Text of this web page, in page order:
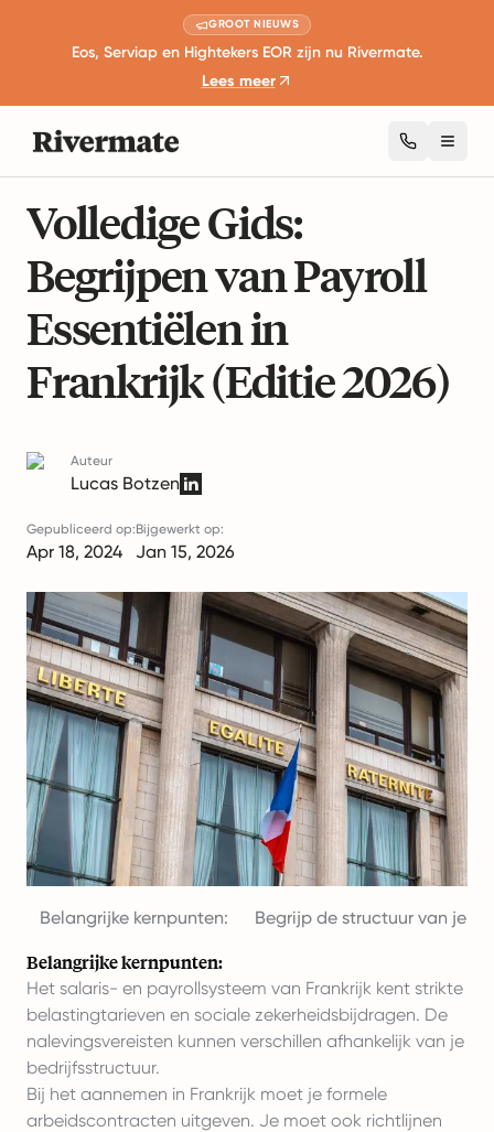
GROOT NIEUWS
Eos, Serviap en Hightekers EOR zijn nu Rivermate.
Lees meer
Volledige Gids:
Begrijpen van Payroll
Essentiëlen in
Frankrijk (Editie 2026)
Auteur
Lucas Botzen
Gepubliceerd op:
Apr 18, 2024
Bijgewerkt op:
Jan 15, 2026
Belangrijke kernpunten: Begrijp de structuur van je
Belangrijke kernpunten:
Het salaris- en payrollsysteem van Frankrijk kent strikte
belastingtarieven en sociale zekerheidsbijdragen. De
nalevingsvereisten kunnen verschillen afhankelijk van je
bedrijfsstructuur.
Bij het aannemen in Frankrijk moet je formele
arbeidscontracten uitgeven. Je moet ook richtlijnen